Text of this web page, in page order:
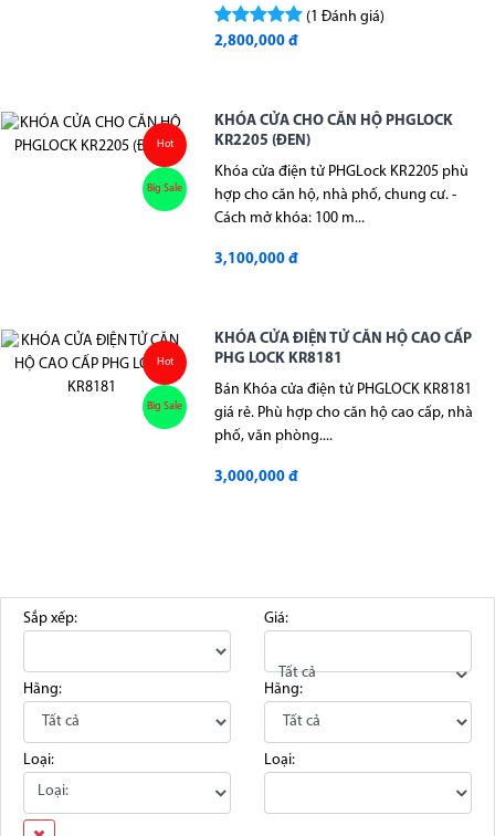
(1 Đánh giá)
2,800,000 đ
Hot
Big Sale
KHÓA CỬA CHO CĂN HỘ PHGLOCK
KR2205 (ĐEN)
Khóa cửa điện tử PHGLock KR2205 phù
hợp cho căn hộ, nhà phố, chung cư. -
Cách mở khóa: 100 m...
3,100,000 đ
Hot
Big Sale
KHÓA CỬA ĐIỆN TỬ CĂN HỘ CAO CẤP
PHG LOCK KR8181
Bán Khóa cửa điện tử PHGLOCK KR8181
giá rẻ. Phù hợp cho căn hộ cao cấp, nhà
phố, văn phòng....
3,000,000 đ
Sắp xếp: Giá:
Tất cả
Hãng:
Hãng:
Loại:
Loại:
Loại: